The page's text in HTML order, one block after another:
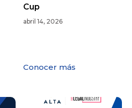
Cup
abril 14, 2026
Conocer más